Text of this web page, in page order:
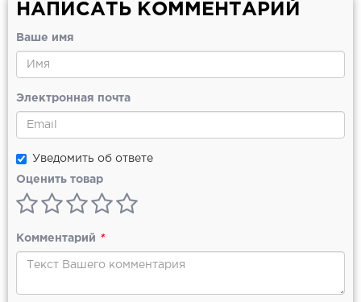
НАПИСАТЬ КОММЕНТАРИЙ
Ваше имя
Электронная почта
Уведомить об ответе
Оценить товар
Комментарий *